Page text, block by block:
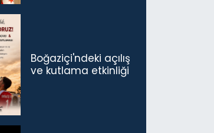
Boğaziçi'ndeki açılış
ve kutlama etkinliği